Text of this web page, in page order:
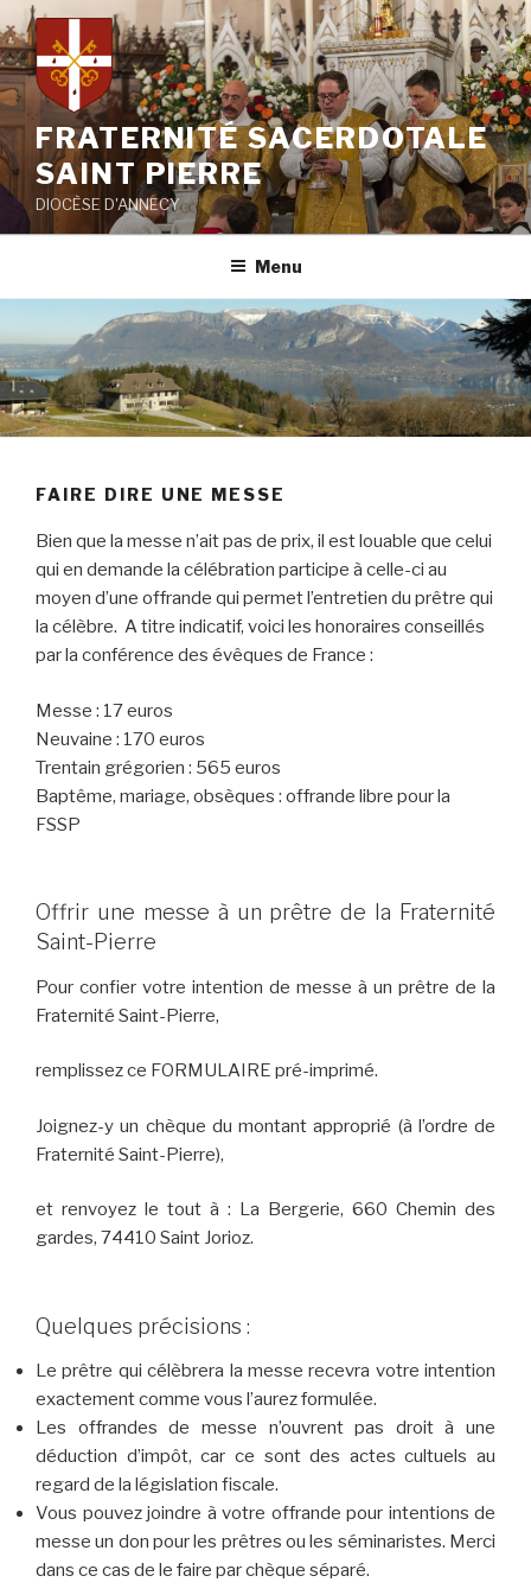
Aller
au
contenu
principal
FRATERNITÉ SACERDOTALE
SAINT PIERRE
DIOCÈSE D'ANNECY
Menu
FAIRE DIRE UNE MESSE
Bien que la messe n’ait pas de prix, il est louable que celui
qui en demande la célébration participe à celle-ci au
moyen d’une offrande qui permet l’entretien du prêtre qui
la célèbre. A titre indicatif, voici les honoraires conseillés
par la conférence des évêques de France :
Messe : 17 euros
Neuvaine : 170 euros
Trentain grégorien : 565 euros
Baptême, mariage, obsèques : offrande libre pour la
FSSP
Offrir une messe à un prêtre de la Fraternité
Saint-Pierre
Pour confier votre intention de messe à un prêtre de la
Fraternité Saint-Pierre,
remplissez ce FORMULAIRE pré-imprimé.
Joignez-y un chèque du montant approprié (à l’ordre de
Fraternité Saint-Pierre),
et renvoyez le tout à : La Bergerie, 660 Chemin des
gardes, 74410 Saint Jorioz.
Quelques précisions :
Le prêtre qui célèbrera la messe recevra votre intention
exactement comme vous l’aurez formulée.
Les offrandes de messe n’ouvrent pas droit à une
déduction d’impôt, car ce sont des actes cultuels au
regard de la législation fiscale.
Vous pouvez joindre à votre offrande pour intentions de
messe un don pour les prêtres ou les séminaristes. Merci
dans ce cas de le faire par chèque séparé.